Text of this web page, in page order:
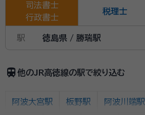
司法書士
行政書士
税理士
駅 徳島県 / 勝瑞駅
train 他のJR高徳線の駅で絞り込む
阿波大宮駅 板野駅 阿波川端駅